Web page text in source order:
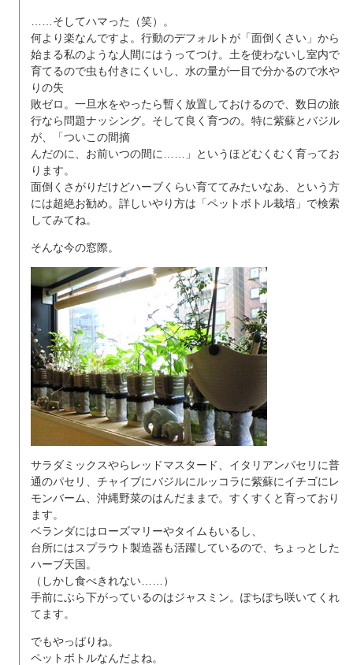
……そしてハマった（笑）。
何より楽なんですよ。行動のデフォルトが「面倒くさい」から
始まる私のような人間にはうってつけ。土を使わないし室内で
育てるので虫も付きにくいし、水の量が一目で分かるので水や
りの失
敗ゼロ。一旦水をやったら暫く放置しておけるので、数日の旅
行なら問題ナッシング。そして良く育つの。特に紫蘇とバジル
が、「ついこの間摘
んだのに、お前いつの間に……」というほどむくむく育ってお
ります。
面倒くさがりだけどハーブくらい育ててみたいなあ、という方
には超絶お勧め。詳しいやり方は「ペットボトル栽培」で検索
してみてね。
そんな今の窓際。
サラダミックスやらレッドマスタード、イタリアンパセリに普
通のパセリ、チャイブにバジルにルッコラに紫蘇にイチゴにレ
モンバーム、沖縄野菜のはんだままで。すくすくと育っており
ます。
ベランダにはローズマリーやタイムもいるし、
台所にはスプラウト製造器も活躍しているので、ちょっとした
ハーブ天国。
（しかし食べきれない……）
手前にぶら下がっているのはジャスミン。ぽちぽち咲いてくれ
てます。
でもやっぱりね。
ペットボトルなんだよね。